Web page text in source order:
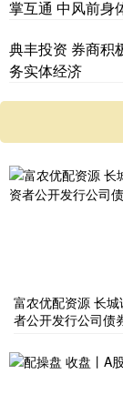
掌互通 中风前身
典丰投资 券商积
务实体经济
富农优配资源 长
者公开发行公司债